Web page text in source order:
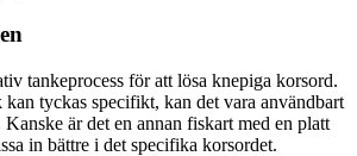
tankeprocess för att lösa knepiga korsord.
tyckas specifikt, kan det vara användbart
är det en annan fiskart med en platt
in bättre i det specifika korsordet.